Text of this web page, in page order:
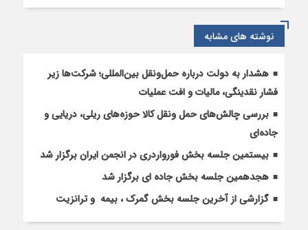
جاده
ای
نوشته های مشابه
هشدار به دولت درباره حمل‌ونقل بین‌المللی؛ شرکت‌ها زیر
فشار نقدینگی، مالیات و افت عملیات
بررسی چالش‌های حمل ونقل کالا حوزه‌های ریلی، دریایی و
جاده‌ای
بیستمین جلسه بخش فورواردری در انجمن ایران برگزار شد
هجدهمین جلسه بخش جاده ای برگزار شد
گزارشی از آخرین جلسه بخش گمرک ، بیمه و ترانزیت